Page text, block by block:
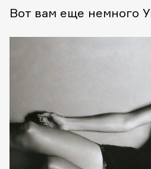
Вот вам еще немного